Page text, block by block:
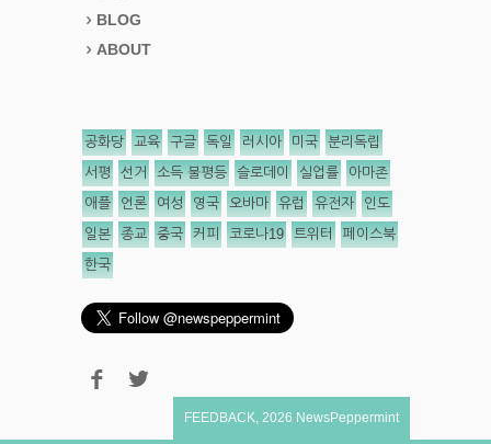
BLOG
ABOUT
공화당 교육 구글 독일 러시아 미국 분리독립
서평 선거 소득 불평등 슬로데이 실업률 아마존
애플 언론 여성 영국 오바마 유럽 유전자 인도
일본 종교 중국 커피 코로나19 트위터 페이스북
한국
FEEDBACK 2026 NewsPeppermint